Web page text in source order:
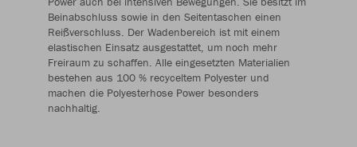
Beinabschluss sowie in den Seitentaschen einen
Reißverschluss. Der Wadenbereich ist mit einem
elastischen Einsatz ausgestattet, um noch mehr
Freiraum zu schaffen. Alle eingesetzten Materialien
bestehen aus 100 % recyceltem Polyester und
machen die Polyesterhose Power besonders
nachhaltig.